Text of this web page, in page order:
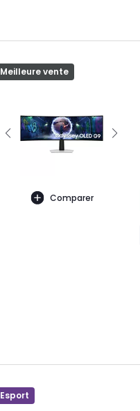
Meilleure vente
Comparer
Esport